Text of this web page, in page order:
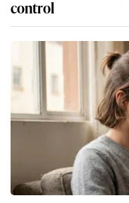
control